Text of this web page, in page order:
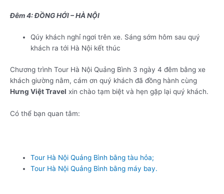
Đêm 4: ĐỒNG HỚI – HÀ NỘI
Qúy khách nghỉ ngơi trên xe. Sáng sớm hôm sau quý
khách ra tới Hà Nội kết thúc
Chương trình Tour Hà Nội Quảng Bình 3 ngày 4 đêm bằng xe
khách giường nằm, cám ơn quý khách đã đồng hành cùng
Hưng Việt Travel xin chào tạm biệt và hẹn gặp lại quý khách.
Có thể bạn quan tâm:
Tour Hà Nội Quảng Bình bằng tàu hỏa;
Tour Hà Nội Quảng Bình bằng máy bay.